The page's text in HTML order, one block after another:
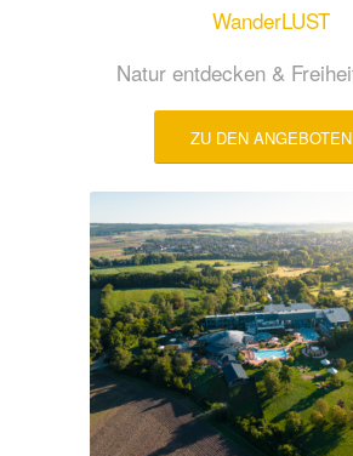
WanderLUST
Natur entdecken &
ZU DEN ANGEBOTEN